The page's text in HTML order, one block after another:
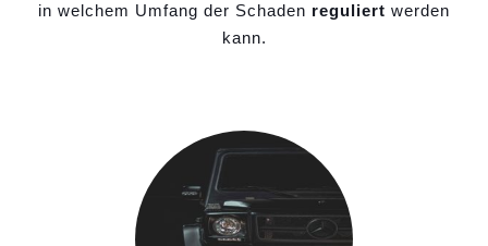
in welchem Umfang der Schaden reguliert werden
kann.